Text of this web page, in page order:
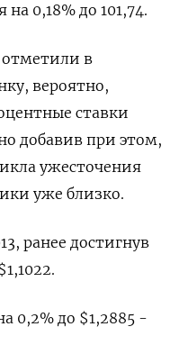
0,18% до 101,74.
в
вероятно,
ставки
добавив при этом,
ужесточения
уже близко.
ранее достигнув
0,2% до $1,2885 -